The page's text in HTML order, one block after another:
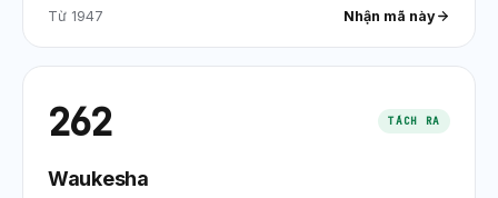
Từ 1947 Nhận mã này
262 TÁCH RA
Waukesha